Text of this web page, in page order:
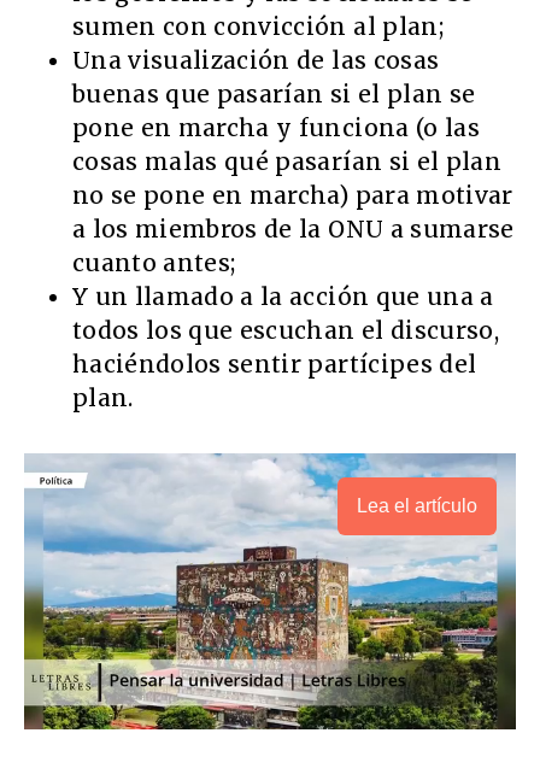
sumen con convicción al plan;
Una visualización de las cosas
buenas que pasarían si el plan se
pone en marcha y funciona (o las
cosas malas qué pasarían si el plan
no se pone en marcha) para motivar
a los miembros de la ONU a sumarse
cuanto antes;
Y un llamado a la acción que una a
todos los que escuchan el discurso,
haciéndolos sentir partícipes del
plan.
Lea el artículo